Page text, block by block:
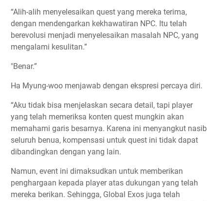
“Alih-alih menyelesaikan quest yang mereka terima,
dengan mendengarkan kekhawatiran NPC. Itu telah
berevolusi menjadi menyelesaikan masalah NPC, yang
mengalami kesulitan.”
"Benar.”
Ha Myung-woo menjawab dengan ekspresi percaya diri.
“Aku tidak bisa menjelaskan secara detail, tapi player
yang telah memeriksa konten quest mungkin akan
memahami garis besarnya. Karena ini menyangkut nasib
seluruh benua, kompensasi untuk quest ini tidak dapat
dibandingkan dengan yang lain.
Namun, event ini dimaksudkan untuk memberikan
penghargaan kepada player atas dukungan yang telah
mereka berikan. Sehingga, Global Exos juga telah